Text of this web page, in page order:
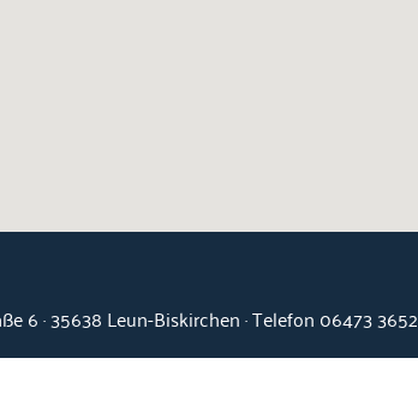
6 · 35638 Leun-Biskirchen · Telefon 06473 3652